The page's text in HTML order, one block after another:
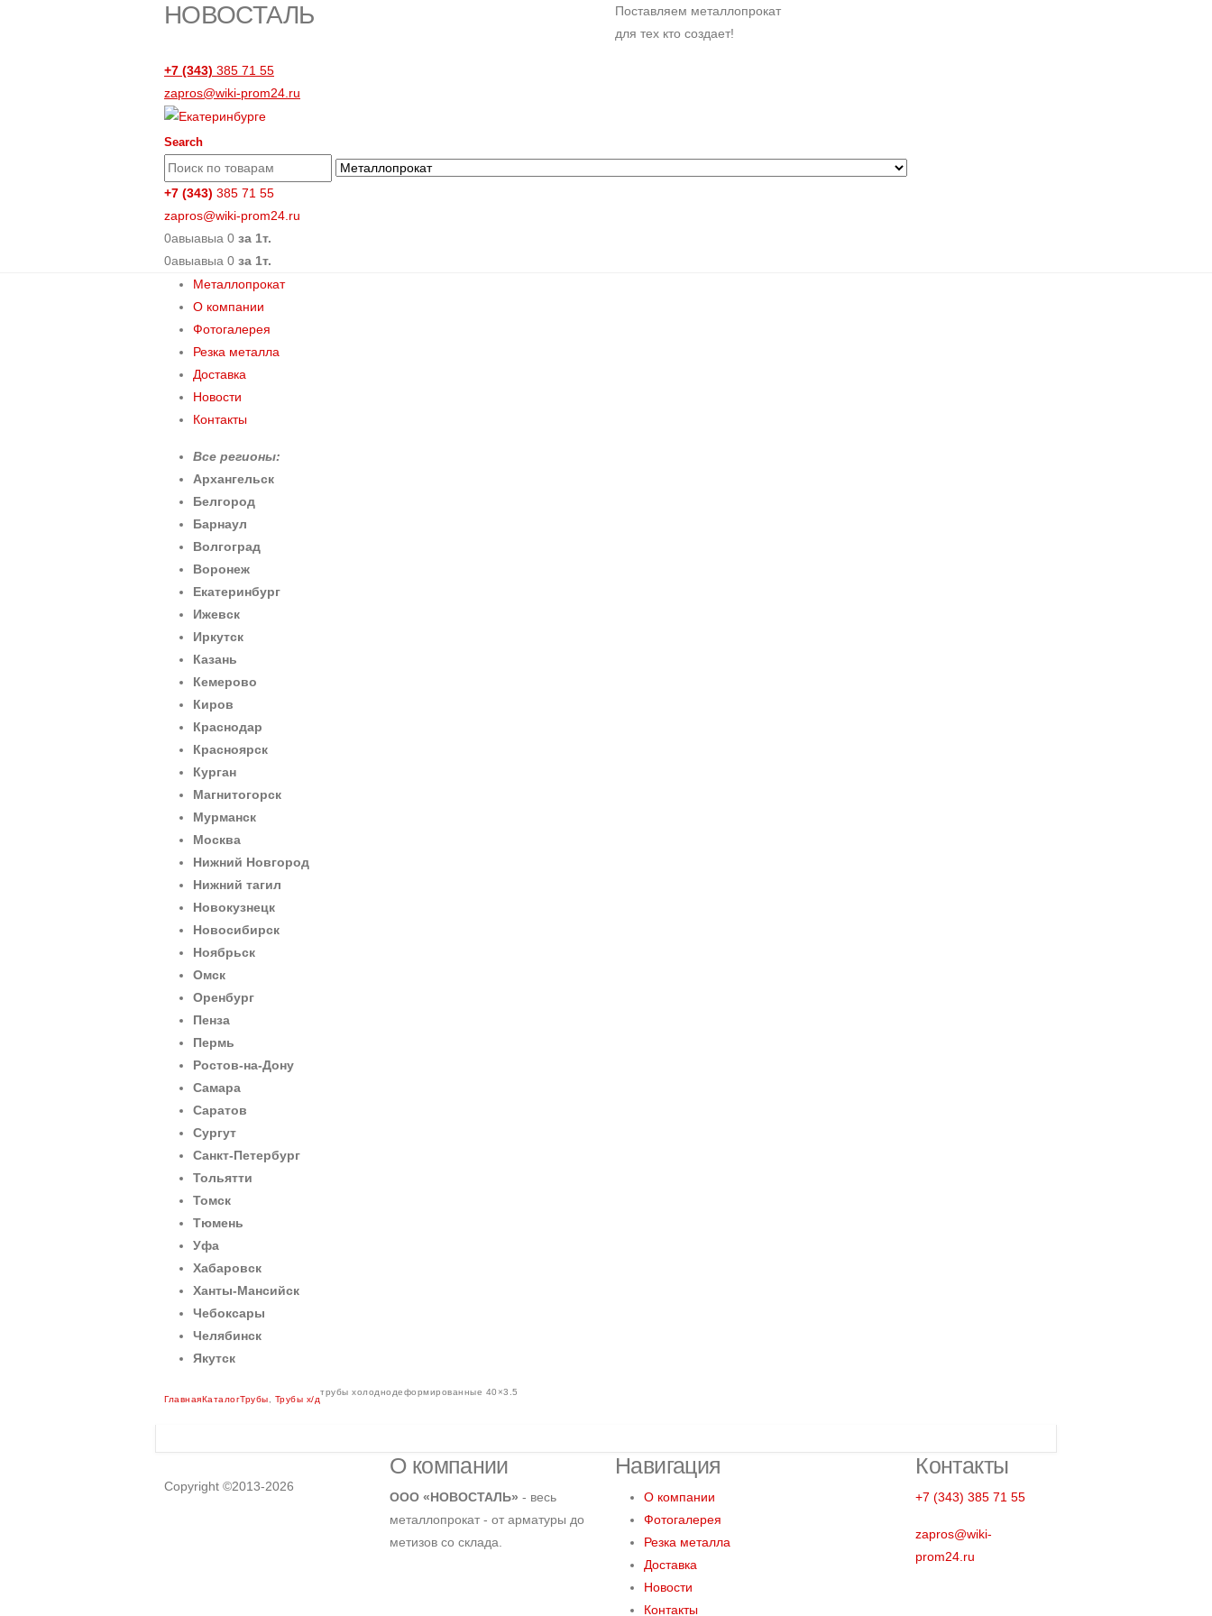
НОВОСТАЛЬ
Поставляем металлопрокат
для тех кто создает!
+7 (343) 385 71 55
zapros@wiki-prom24.ru
Search
+7 (343) 385 71 55
zapros@wiki-prom24.ru
0авыавыа 0 за 1т.
0авыавыа 0 за 1т.
Металлопрокат
О компании
Фотогалерея
Резка металла
Доставка
Новости
Контакты
Все регионы:
Архангельск
Белгород
Барнаул
Волгоград
Воронеж
Екатеринбург
Ижевск
Иркутск
Казань
Кемерово
Киров
Краснодар
Красноярск
Курган
Магнитогорск
Мурманск
Москва
Нижний Новгород
Нижний тагил
Новокузнецк
Новосибирск
Ноябрьск
Омск
Оренбург
Пенза
Пермь
Ростов-на-Дону
Самара
Саратов
Сургут
Санкт-Петербург
Тольятти
Томск
Тюмень
Уфа
Хабаровск
Ханты-Мансийск
Чебоксары
Челябинск
Якутск
ГлавнаяКаталогТрубы Трубы х/д
трубы холоднодеформированные 40×3.5
Copyright ©2013-2026
О компании
ООО «НОВОСТАЛЬ» - весь
металлопрокат - от арматуры до
метизов со склада.
Навигация
О компании
Фотогалерея
Резка металла
Доставка
Новости
Контакты
Контакты
+7 (343) 385 71 55
zapros@wiki-
prom24.ru